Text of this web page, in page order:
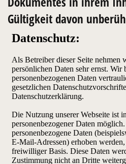
Gültigkeit davon